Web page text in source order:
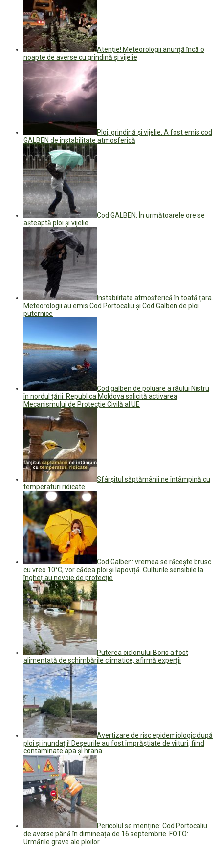
Atenție! Meteorologii anunță încă o
noapte de averse cu grindină și vijelie
Ploi, grindină și vijelie. A fost emis cod
GALBEN de instabilitate atmosferică
Cod GALBEN: În următoarele ore se
așteaptă ploi și vijelie
Instabilitate atmosferică în toată țara.
Meteorologii au emis Cod Portocaliu și Cod Galben de ploi
puternice
Cod galben de poluare a râului Nistru
în nordul țării. Republica Moldova solicită activarea
Mecanismului de Protecție Civilă al UE
Sfârșitul săptămânii ne întâmpină cu
temperaturi ridicate
Cod Galben: vremea se răcește brusc
cu vreo 10°C, vor cădea ploi și lapoviță. Culturile sensibile la
îngheț au nevoie de protecție
Puterea ciclonului Boris a fost
alimentată de schimbările climatice, afirmă experții
Avertizare de risc epidemiologic după
ploi și inundații! Deșeurile au fost împrăștiate de viituri, fiind
contaminate apa și hrana
Pericolul se menține: Cod Portocaliu
de averse până în dimineața de 16 septembrie. FOTO:
Urmările grave ale ploilor